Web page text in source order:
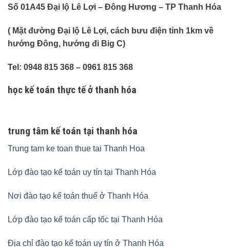
Số 01A45 Đại lộ Lê Lợi – Đông Hương – TP Thanh Hóa
( Mặt đường Đại lộ Lê Lợi, cách bưu điện tỉnh 1km về
hướng Đông, hướng đi Big C)
Tel: 0948 815 368 – 0961 815 368
học kế toán thực tế ở thanh hóa
trung tâm kế toán tại thanh hóa
Trung tam ke toan thue tai Thanh Hoa
Lớp đào tạo kế toán uy tín tại Thanh Hóa
Nơi đào tạo kế toán thuế ở Thanh Hóa
Lớp đào tạo kế toán cấp tốc tại Thanh Hóa
Địa chỉ đào tạo kế toán uy tín ở Thanh Hóa